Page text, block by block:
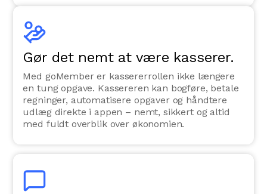
Gør det nemt at være kasserer.
Med goMember er kassererrollen ikke længere
en tung opgave. Kassereren kan bogføre, betale
regninger, automatisere opgaver og håndtere
udlæg direkte i appen – nemt, sikkert og altid
med fuldt overblik over økonomien.